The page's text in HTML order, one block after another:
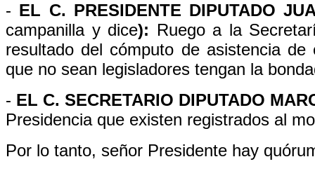
- EL C. PRESIDENTE DIPUTADO
campanilla y dice): Ruego a la
resultado del cómputo de asistencia
que no sean legisladores tengan la
- EL C. SECRETARIO DIPUTADO
Presidencia que existen registrados al
Por lo tanto, señor Presidente hay